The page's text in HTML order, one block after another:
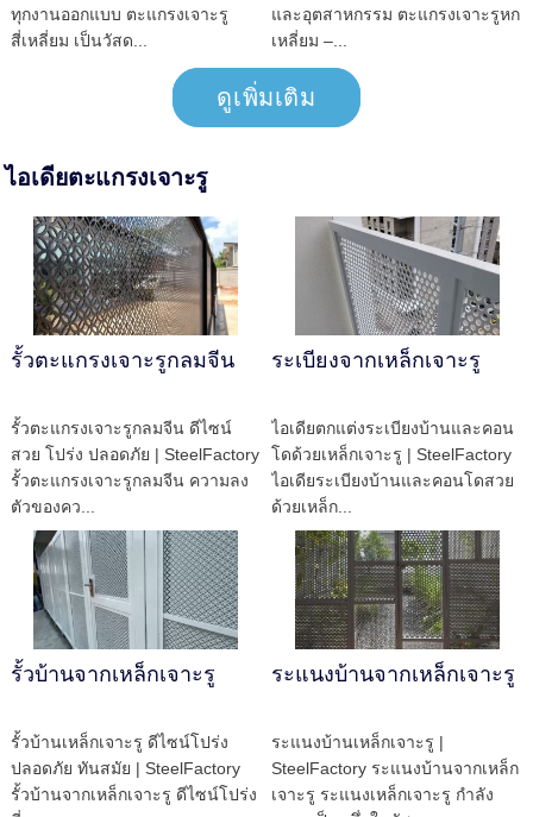
ทุกงานออกแบบ ตะแกรงเจาะรู
สี่เหลี่ยม เป็นวัสด...
และอุตสาหกรรม ตะแกรงเจาะรูหก
เหลี่ยม –...
ดูเพิ่มเติม
ไอเดียตะแกรงเจาะรู
รั้วตะแกรงเจาะรูกลมจีน
รั้วตะแกรงเจาะรูกลมจีน ดีไซน์
สวย โปร่ง ปลอดภัย | SteelFactory
รั้วตะแกรงเจาะรูกลมจีน ความลง
ตัวของคว...
ระเบียงจากเหล็กเจาะรู
ไอเดียตกแต่งระเบียงบ้านและคอน
โดด้วยเหล็กเจาะรู | SteelFactory
ไอเดียระเบียงบ้านและคอนโดสวย
ด้วยเหล็ก...
รั้วบ้านจากเหล็กเจาะรู
รั้วบ้านเหล็กเจาะรู ดีไซน์โปร่ง
ปลอดภัย ทันสมัย | SteelFactory
รั้วบ้านจากเหล็กเจาะรู ดีไซน์โปร่ง
ระแนงบ้านจากเหล็กเจาะรู
ระแนงบ้านเหล็กเจาะรู |
SteelFactory ระแนงบ้านจากเหล็ก
เจาะรู ระแนงเหล็กเจาะรู กำลัง